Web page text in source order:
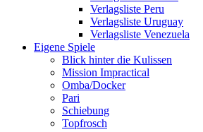
Verlagsliste Peru
Verlagsliste Uruguay
Verlagsliste Venezuela
Eigene Spiele
Blick hinter die Kulissen
Mission Impractical
Omba/Docker
Pari
Schiebung
Topfrosch